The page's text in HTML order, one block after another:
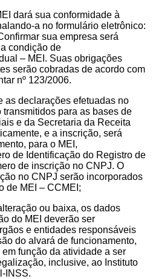
dará sua conformidade à
a no formulário eletrônico:
sua empresa será
condição de
– MEI. Suas obrigações
serão cobradas de acordo com
nº 123/2006.
as declarações efetuadas no
para as bases de
e da Secretaria da Receita
e a inscrição, será
para o MEI,
de Identificação do Registro de
de inscrição no CNPJ. O
no CNPJ serão incorporados
de MEI – CCMEI;
ou baixa, os dados
do MEI deverão ser
e entidades responsáveis
do alvará de funcionamento,
função da atividade a ser
inclusive, ao Instituto
INSS.